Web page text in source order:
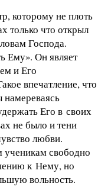
которому не плоть
только что открыл
Господа.
Ему». Он являет
и Его
впечатление, что
намереваясь
Его в своих
не было и тени
любви.
ученикам свободно
к Нему, но
вольность.